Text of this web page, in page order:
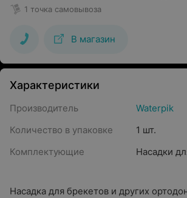
1 точка самовывоза
В магазин
Характеристики
Производитель
Waterpik
Количество в упаковке
1 шт.
Комплектующие
Насадки
Насадка для брекетов и других